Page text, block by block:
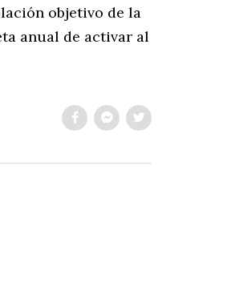
objetivo de la
anual de activar al